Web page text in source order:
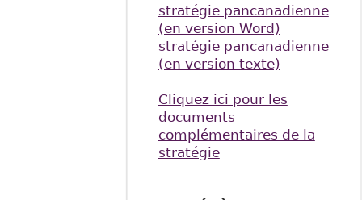
stratégie pancanadienne
(en version Word)
stratégie pancanadienne
(en version texte)
Cliquez ici pour les
documents
complémentaires de la
stratégie